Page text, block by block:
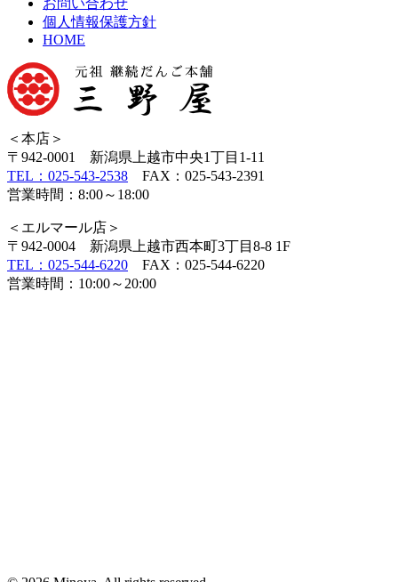
お問い合わせ
個人情報保護方針
HOME
＜本店＞
〒942-0001 新潟県上越市中央1丁目1-11
TEL：025-543-2538 FAX：025-543-2391
営業時間：8:00～18:00
＜エルマール店＞
〒942-0004 新潟県上越市西本町3丁目8-8 1F
TEL：025-544-6220 FAX：025-544-6220
営業時間：10:00～20:00